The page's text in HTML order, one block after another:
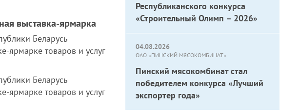
Республиканского конкурса
«Строительный Олимп – 2026»
04.08.2026
ОАО «ПИНСКИЙ МЯСОКОМБИНАТ»
Пинский мясокомбинат стал
победителем конкурса «Лучший
экспортер года»
выставка-ярмарка
Беларусь
ярмарке товаров и услуг
Беларусь
ярмарке товаров и услуг